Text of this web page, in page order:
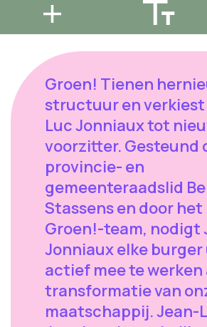
Groen! Tienen
structuur en verkiest
Luc Jonniaux tot
voorzitter. Gesteund
provincie- en
gemeenteraadslid
Stassens en door het
Groen!-team, nodigt
Jonniaux elke burger
actief mee te werken
transformatie van
maatschappij. Jean-